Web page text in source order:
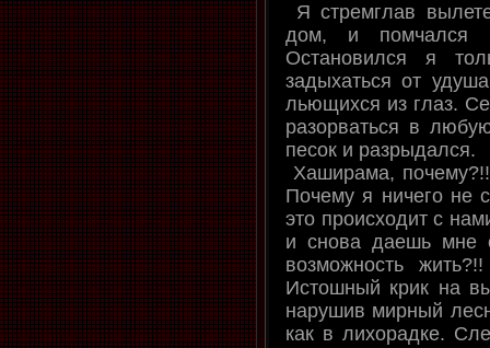
Я стремглав
дом, и помчался в
Остановился я
задыхаться от
льющихся из глаз.
разорваться в
песок и разрыдался.
Хаширама,
Почему я ничего не
это происходит с
и снова даешь мне
возможность
Истошный крик на
нарушив мирный
как в лихорадке.